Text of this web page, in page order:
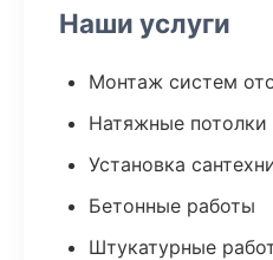
Наши услуги
Монтаж систем
Натяжные потолки
Установка
Бетонные работы
Штукатурные